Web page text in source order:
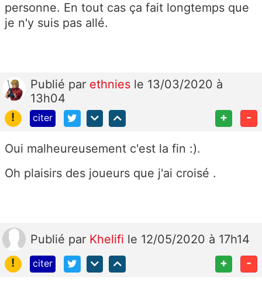
personne. En tout cas ça fait longtemps que
je n'y suis pas allé.
Publié par ethnies le 13/03/2020 à
13h04
!
citer + -
Oui malheureusement c'est la fin :).
Oh plaisirs des joueurs que j'ai croisé .
Publié par Khelifi le 12/05/2020 à 17h14
!
citer + -